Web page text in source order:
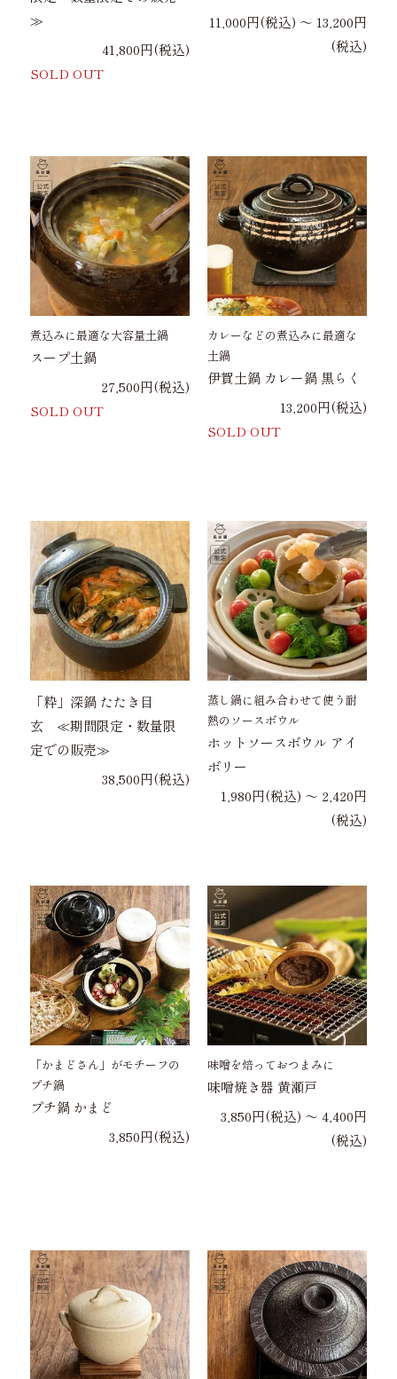
≫
41,800円(税込)
SOLD OUT
11,000円(税込) 〜 13,200円
(税込)
煮込みに最適な大容量土鍋
スープ土鍋
27,500円(税込)
SOLD OUT
カレーなどの煮込みに最適な
土鍋
伊賀土鍋 カレー鍋 黒らく
13,200円(税込)
SOLD OUT
「粋」深鍋 たたき目
玄 ≪期間限定・数量限
定での販売≫
38,500円(税込)
蒸し鍋に組み合わせて使う耐
熱のソースボウル
ホットソースボウル アイ
ボリー
1,980円(税込) 〜 2,420円
(税込)
「かまどさん」がモチーフの
プチ鍋
プチ鍋 かまど
3,850円(税込)
味噌を焙っておつまみに
味噌焼き器 黄瀬戸
3,850円(税込) 〜 4,400円
(税込)